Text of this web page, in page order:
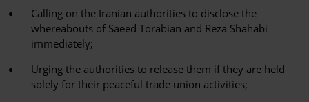
Calling on the Iranian authorities to disclose the
whereabouts of Saeed Torabian and Reza Shahabi
immediately;
Urging the authorities to release them if they are held
solely for their peaceful trade union activities;